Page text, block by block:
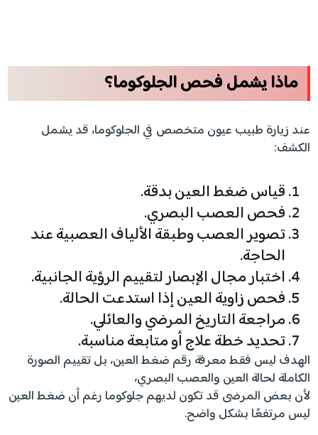
ماذا يشمل فحص الجلوكوما؟
عند زيارة طبيب عيون متخصص في الجلوكوما، قد يشمل
الكشف:
قياس ضغط العين بدقة.
فحص العصب البصري.
تصوير العصب وطبقة الألياف العصبية عند
الحاجة.
اختبار مجال الإبصار لتقييم الرؤية الجانبية.
فحص زاوية العين إذا استدعت الحالة.
مراجعة التاريخ المرضي والعائلي.
تحديد خطة علاج أو متابعة مناسبة.
الهدف ليس فقط معرفة رقم ضغط العين، بل تقييم الصورة
الكاملة لحالة العين والعصب البصري،
لأن بعض المرضى قد تكون لديهم جلوكوما رغم أن ضغط العين
ليس مرتفعًا بشكل واضح.